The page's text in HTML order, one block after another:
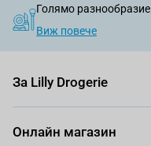
Голямо разнообразие
Виж повече
За Lilly Drogerie
Онлайн магазин